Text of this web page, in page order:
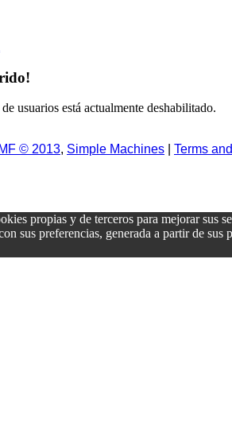
usuarios está actualmente deshabilitado.
© 2013, Simple Machines
Terms
propias y de terceros para mejorar sus
sus preferencias, generada a partir de